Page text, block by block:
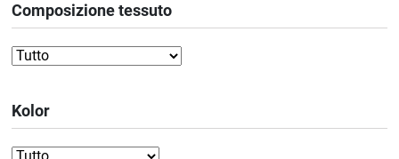
Composizione tessuto
Kolor